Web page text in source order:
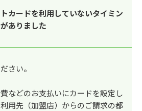
カードを利用していないタイミン
ありました
さい。
などのお支払いにカードを設定し
用先（加盟店）からのご請求の都